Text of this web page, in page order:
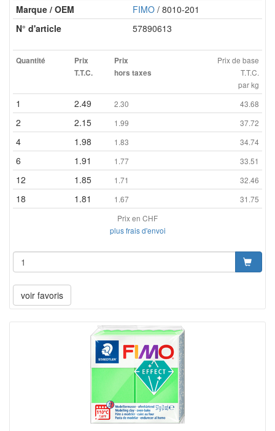
Marque / OEM
FIMO / 8010-201
N° d'article
57890613
Quantité
Prix
T.T.C.
Prix
hors taxes
Prix de base
T.T.C.
par kg
1 2.49 2.30 43.68
2 2.15 1.99 37.72
4 1.98 1.83 34.74
6 1.91 1.77 33.51
12 1.85 1.71 32.46
18 1.81 1.67
31.75
Prix en CHF
plus frais d'envoi
voir favoris